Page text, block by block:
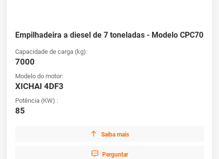
Empilhadeira a diesel de 7 toneladas - Modelo CPC70
Capacidade de carga (kg):
7000
Modelo do motor:
XICHAI 4DF3
Potência (KW) :
85
 Saiba mais
 Perguntar